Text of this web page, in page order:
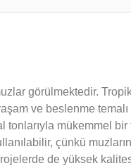
görülmektedir.
ve beslenme
tonlarıyla mükemmel
çünkü
de yüksek